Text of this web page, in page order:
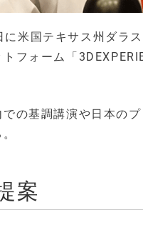
米国テキサス州ダラ
フォーム「
の基調講演や日本の
案